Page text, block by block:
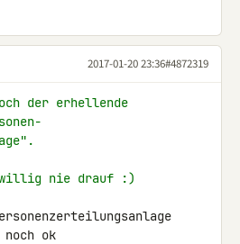
2017-01-20 23:36#4872319
der erhellende
nie drauf :)
ok